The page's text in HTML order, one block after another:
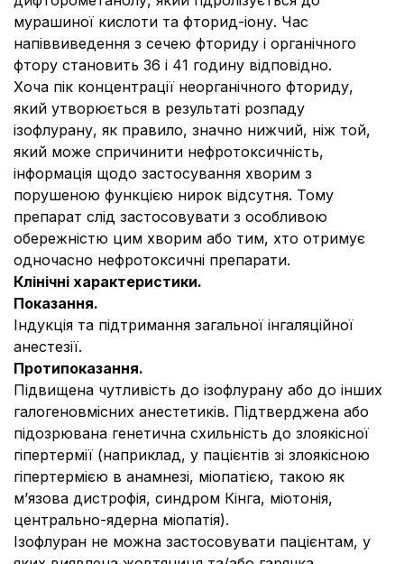
мурашиної кислоти та фторид-іону. Час
напіввиведення з сечею фториду і органічного
фтору становить 36 і 41 годину відповідно.
Хоча пік концентрації неорганічного фториду,
який утворюється в результаті розпаду
ізофлурану, як правило, значно нижчий, ніж той,
який може спричинити нефротоксичність,
інформація щодо застосування хворим з
порушеною функцією нирок відсутня. Тому
препарат слід застосовувати з особливою
обережністю цим хворим або тим, хто отримує
одночасно нефротоксичні препарати.
Клінічні характеристики.
Показання.
Індукція та підтримання загальної інгаляційної
анестезії.
Протипоказання.
Підвищена чутливість до ізофлурану або до інших
галогеновмісних анестетиків. Підтверджена або
підозрювана генетична схильність до злоякісної
гіпертермії (наприклад, у пацієнтів зі злоякісною
гіпертермією в анамнезі, міопатією, такою як
м’язова дистрофія, синдром Кінга, міотонія,
центрально-ядерна міопатія).
Ізофлуран не можна застосовувати пацієнтам, у